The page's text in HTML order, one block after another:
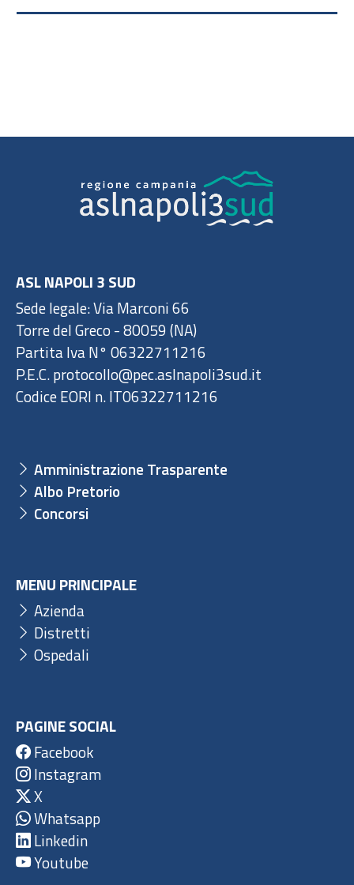
ASL NAPOLI 3 SUD
Sede legale: Via Marconi 66
Torre del Greco - 80059 (NA)
Partita Iva N° 06322711216
P.E.C. protocollo@pec.aslnapoli3sud.it
Codice EORI n. IT06322711216
Amministrazione Trasparente
Albo Pretorio
Concorsi
MENU PRINCIPALE
Azienda
Distretti
Ospedali
PAGINE SOCIAL
Facebook
Instagram
X
Whatsapp
Linkedin
Youtube